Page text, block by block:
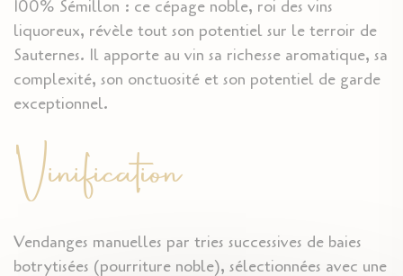
100% Sémillon : ce cépage noble, roi des vins
liquoreux, révèle tout son potentiel sur le terroir de
Sauternes. Il apporte au vin sa richesse aromatique, sa
complexité, son onctuosité et son potentiel de garde
exceptionnel.
Vinification
Vendanges manuelles par tries successives de baies
botrytisées (pourriture noble), sélectionnées avec une